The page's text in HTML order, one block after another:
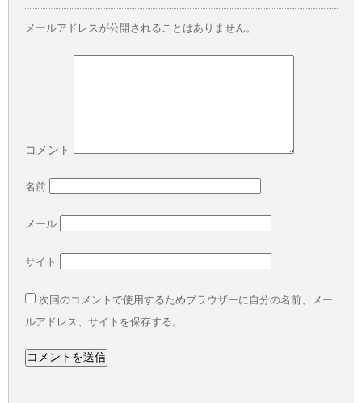
メールアドレスが公開されることはありません。
コメント
名前
メール
サイト
次回のコメントで使用するためブラウザーに自分の名前、メー
ルアドレス、サイトを保存する。